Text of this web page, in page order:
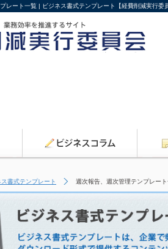
レート一覧 | ビジネス書式テンプレート【経費削減実行委
ス書式テンプレート 週次報告、週次管理テンプレー